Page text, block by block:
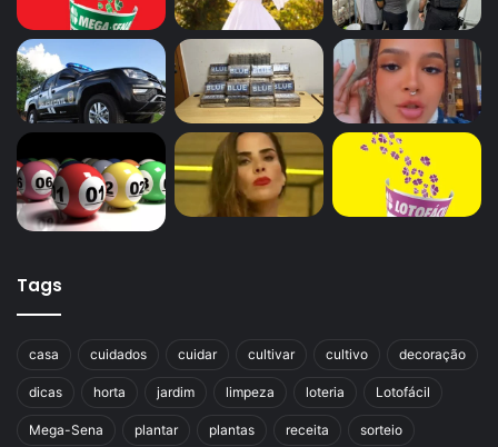
Tags
casa cuidados cuidar cultivar cultivo decoração
dicas horta jardim limpeza loteria Lotofácil
Mega-Sena plantar plantas receita sorteio